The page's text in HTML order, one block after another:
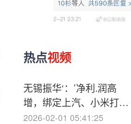
热点视频
无锡振华‘：’净利.润高
增，绑定上汽、小米打开
增长空间
2026-02-01 05:41:25